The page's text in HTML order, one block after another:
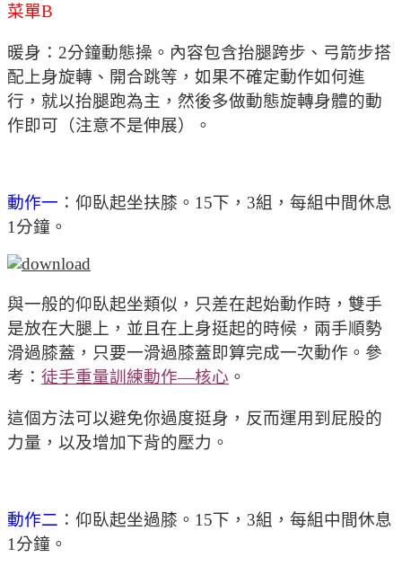
菜單B
暖身：2分鐘動態操。內容包含抬腿跨步、弓箭步搭
配上身旋轉、開合跳等，如果不確定動作如何進
行，就以抬腿跑為主，然後多做動態旋轉身體的動
作即可（注意不是伸展）。
動作一 ：仰臥起坐扶膝。15下，3組，每組中間休息
1分鐘。
與一般的仰臥起坐類似，只差在起始動作時，雙手
是放在大腿上，並且在上身挺起的時候，兩手順勢
滑過膝蓋，只要一滑過膝蓋即算完成一次動作。參
考： 徒手重量訓練動作—核心 。
這個方法可以避免你過度挺身，反而運用到屁股的
力量，以及增加下背的壓力。
動作二 ：仰臥起坐過膝。15下，3組，每組中間休息
1分鐘。